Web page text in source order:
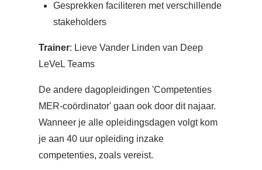
Gesprekken faciliteren met verschillende
stakeholders
Trainer: Lieve Vander Linden van Deep
LeVeL Teams
De andere dagopleidingen 'Competenties
MER-coördinator' gaan ook door dit najaar.
Wanneer je alle opleidingsdagen volgt kom
je aan 40 uur opleiding inzake
competenties, zoals vereist.